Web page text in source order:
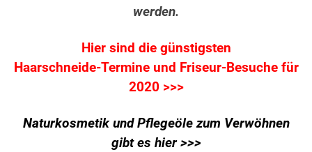
werden.
Hier sind die günstigsten
Haarschneide-Termine und Friseur-Besuche für
2020 >>>
Naturkosmetik und Pflegeöle zum Verwöhnen
gibt es hier >>>